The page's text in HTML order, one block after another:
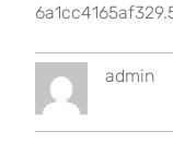
admin